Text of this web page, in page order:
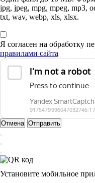
jpg, jpeg, mpg, mpeg, mp3,
txt, wav, webp, xls, xlsx.
Я согласен на обработку
правилами сайта
Отмена Отправить
Установите мобильное